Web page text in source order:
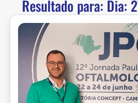
Resultado para: Dia: